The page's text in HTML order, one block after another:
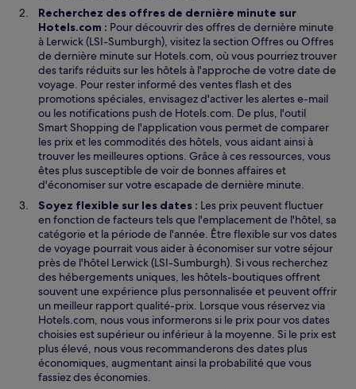
Recherchez des offres de dernière minute sur
Hotels.com : Pour découvrir des offres de dernière minute
à Lerwick (LSI-Sumburgh), visitez la section Offres ou Offres
de dernière minute sur Hotels.com, où vous pourriez trouver
des tarifs réduits sur les hôtels à l'approche de votre date de
voyage. Pour rester informé des ventes flash et des
promotions spéciales, envisagez d'activer les alertes e-mail
ou les notifications push de Hotels.com. De plus, l'outil
Smart Shopping de l'application vous permet de comparer
les prix et les commodités des hôtels, vous aidant ainsi à
trouver les meilleures options. Grâce à ces ressources, vous
êtes plus susceptible de voir de bonnes affaires et
d'économiser sur votre escapade de dernière minute.
Soyez flexible sur les dates : Les prix peuvent fluctuer
en fonction de facteurs tels que l'emplacement de l'hôtel, sa
catégorie et la période de l'année. Être flexible sur vos dates
de voyage pourrait vous aider à économiser sur votre séjour
près de l'hôtel Lerwick (LSI-Sumburgh). Si vous recherchez
des hébergements uniques, les hôtels-boutiques offrent
souvent une expérience plus personnalisée et peuvent offrir
un meilleur rapport qualité-prix. Lorsque vous réservez via
Hotels.com, nous vous informerons si le prix pour vos dates
choisies est supérieur ou inférieur à la moyenne. Si le prix est
plus élevé, nous vous recommanderons des dates plus
économiques, augmentant ainsi la probabilité que vous
fassiez des économies.